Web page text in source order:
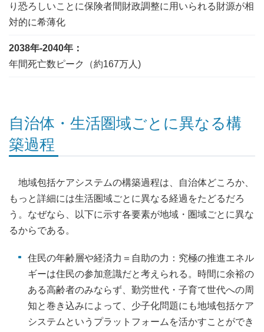
り恐ろしいことに保険者間財政調整に用いられる財源が相
対的に希薄化
2038年-2040年：
年間死亡数ピーク（約167万人)
自治体・生活圏域ごとに異なる構
築過程
地域包括ケアシステムの構築過程は、自治体どころか、
もっと詳細には生活圏域ごとに異なる経過をたどるだろ
う。なぜなら、以下に示す各要素が地域・圏域ごとに異な
るからである。
住民の年齢層や経済力＝自助の力：究極の推進エネル
ギーは住民の参加意識だと考えられる。時間に余裕の
ある高齢者のみならず、勤労世代・子育て世代への周
知と巻き込みによって、少子化問題にも地域包括ケア
システムというプラットフォームを活かすことができ